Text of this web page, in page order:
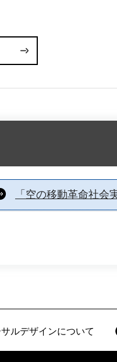
「空の移動革命社
ルデザインについて